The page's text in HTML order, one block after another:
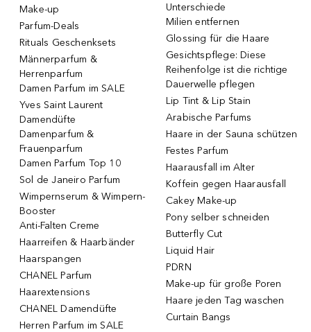
Make-up
Parfum-Deals
Rituals Geschenksets
Männerparfum &
Herrenparfum
Damen Parfum im SALE
Yves Saint Laurent
Damendüfte
Damenparfum &
Frauenparfum
Damen Parfum Top 10
Sol de Janeiro Parfum
Wimpernserum & Wimpern-
Booster
Anti-Falten Creme
Haarreifen & Haarbänder
Haarspangen
CHANEL Parfum
Haarextensions
CHANEL Damendüfte
Herren Parfum im SALE
Unterschiede
Milien entfernen
Glossing für die Haare
Gesichtspflege: Diese
Reihenfolge ist die richtige
Dauerwelle pflegen
Lip Tint & Lip Stain
Arabische Parfums
Haare in der Sauna schützen
Festes Parfum
Haarausfall im Alter
Koffein gegen Haarausfall
Cakey Make-up
Pony selber schneiden
Butterfly Cut
Liquid Hair
PDRN
Make-up für große Poren
Haare jeden Tag waschen
Curtain Bangs